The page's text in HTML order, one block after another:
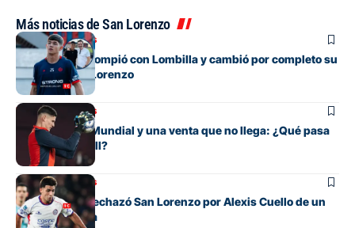
Más noticias de San Lorenzo
Mercado de pases
El juvenil que rompió con Lombilla y cambió por completo su
futuro en San Lorenzo
Mercado de pases
Entre su gran Mundial y una venta que no llega: ¿Qué pasa
con Orlando Gill?
Mercado de pases
La oferta que rechazó San Lorenzo por Alexis Cuello de un
club de España